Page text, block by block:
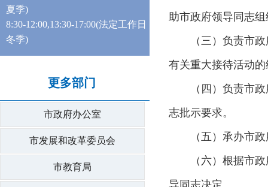
夏季)
8:30-12:00,13:30-17:00(法定工作日
冬季)
更多部门
市政府办公室
市发展和改革委员会
市教育局
助市政府领导同志
（三）负责市
有关重大接待活动
（四）负责市
志批示要求。
（五）承办市
（六）根据市
导同志决定。